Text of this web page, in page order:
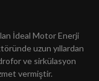
İdeal Motor Enerji
uzun yıllardan
ve sirkülasyon
vermiştir.